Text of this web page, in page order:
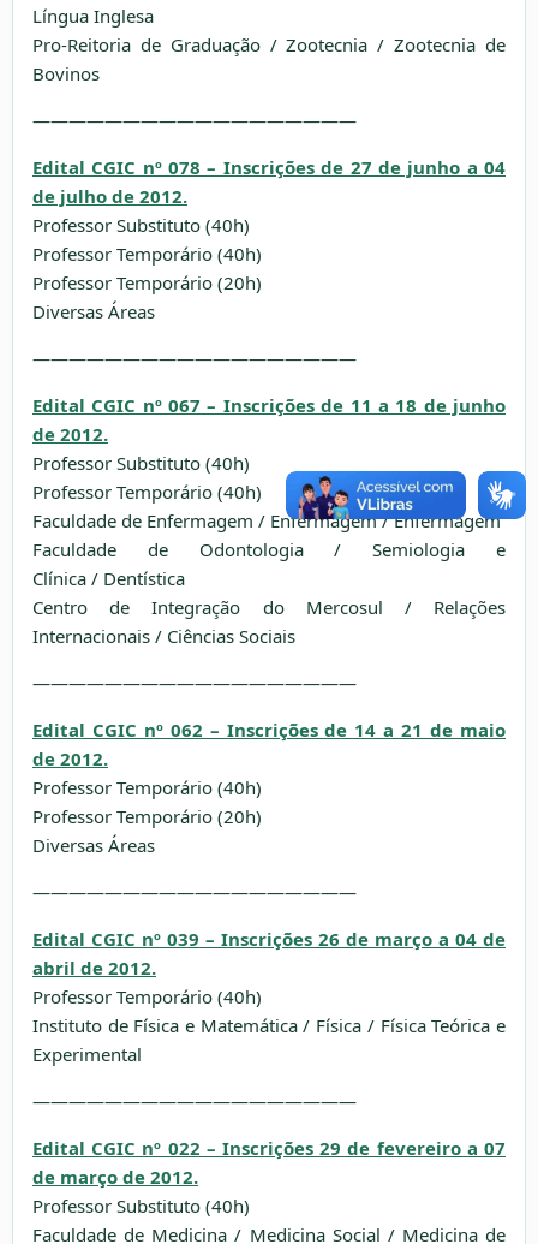
Língua Inglesa
Pro-Reitoria de Graduação / Zootecnia / Zootecnia de
Bovinos
——————————————————
Edital CGIC nº 078 – Inscrições de 27 de junho a 04
de julho de 2012.
Professor Substituto (40h)
Professor Temporário (40h)
Professor Temporário (20h)
Diversas Áreas
——————————————————
Edital CGIC nº 067 – Inscrições de 11 a 18 de junho
de 2012.
Professor Substituto (40h)
Professor Temporário (40h)
Faculdade de Enfermagem / Enfermagem / Enfermagem
Faculdade de Odontologia / Semiologia e
Clínica / Dentística
Centro de Integração do Mercosul / Relações
Internacionais / Ciências Sociais
——————————————————
Edital CGIC nº 062 – Inscrições de 14 a 21 de maio
de 2012.
Professor Temporário (40h)
Professor Temporário (20h)
Diversas Áreas
——————————————————
Edital CGIC nº 039 – Inscrições 26 de março a 04 de
abril de 2012.
Professor Temporário (40h)
Instituto de Física e Matemática / Física / Física Teórica e
Experimental
——————————————————
Edital CGIC nº 022 – Inscrições 29 de fevereiro a 07
de março de 2012.
Professor Substituto (40h)
Faculdade de Medicina / Medicina Social / Medicina de